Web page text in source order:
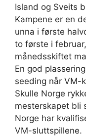
Island og Sveits
Kampene er en
unna i første
to første i
månedsskiftet
En god
seeding når VM-
Skulle Norge
mesterskapet bli
Norge har
VM-sluttspillene.